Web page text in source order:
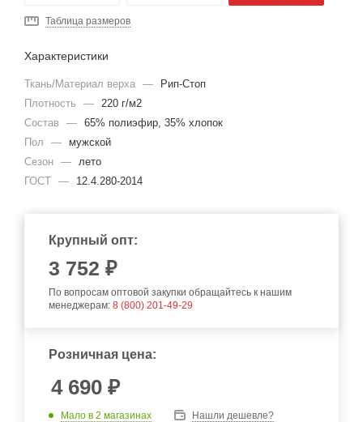
Таблица размеров
Характеристики
Ткань/Материал верха —
Рип-Стоп
Плотность
— 220 г/м2
Состав
— 65% полиэфир, 35% хлопок
Пол
—
мужской
Сезон — лето
ГОСТ — 12.4.280-2014
Крупный опт:
3 752 ₽
По вопросам оптовой закупки обращайтесь к нашим
менеджерам: 8 (800) 201-49-29
Розничная цена:
4 690 ₽
Мало в 2 магазинах Нашли дешевле?